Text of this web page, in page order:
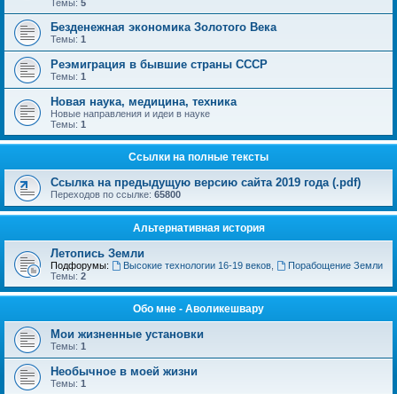
Темы: 5
Безденежная экономика Золотого Века
Темы: 1
Реэмиграция в бывшие страны СССР
Темы: 1
Новая наука, медицина, техника
Новые направления и идеи в науке
Темы: 1
Ссылки на полные тексты
Ссылка на предыдущую версию сайта 2019 года (.pdf)
Переходов по ссылке: 65800
Альтернативная история
Летопись Земли
Подфорумы: Высокие технологии 16-19 веков,
Порабощение Земли
Темы: 2
Обо мне - Аволикешвару
Мои жизненные установки
Темы: 1
Необычное в моей жизни
Темы: 1